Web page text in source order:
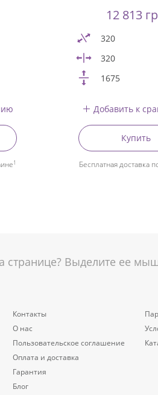
1
12 813
320
320
1675
Добавить к
Купить
Бесплатная доставка
Выделите ее
Контакты
О нас
Пользовательское соглашение
Оплата и доставка
Гарантия
Блог